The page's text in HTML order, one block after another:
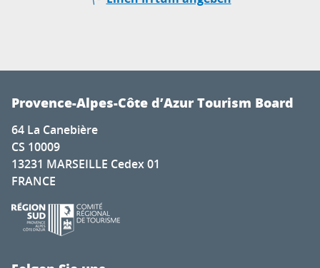
Provence-Alpes-Côte d’Azur Tourism Board
64 La Canebière
CS 10009
13231 MARSEILLE Cedex 01
FRANCE